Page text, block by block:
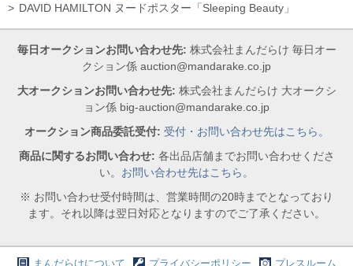
DAVID HAMILTON ヌードポスター「Sleeping Beauty」
毎日オークションお問い合わせ先: 株式会社まんだらけ 毎日オー
クション係 auction@mandarake.co.jp
大オークションお問い合わせ先: 株式会社まんだらけ 大オークシ
ョン係 big-auction@mandarake.co.jp
オークション商品委託受付: 受付・お問い合わせ先はこちら。
商品に関するお問い合わせ: 各出品店舗までお問い合わせくださ
い。 お問い合わせ先はこちら。
※ お問い合わせ受付時間は、営業時間の20時までとなっており
ます。それ以降は翌日対応となりますのでご了承ください。
まんだらけについて プライバシーポリシー プレスルーム